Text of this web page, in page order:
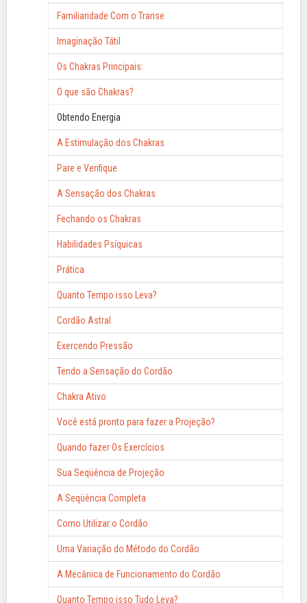
Familiaridade Com o Transe
Imaginação Tátil
Os Chakras Principais:
O que são Chakras?
Obtendo Energia
A Estimulação dos Chakras
Pare e Verifique
A Sensação dos Chakras
Fechando os Chakras
Habilidades Psíquicas
Prática
Quanto Tempo isso Leva?
Cordão Astral
Exercendo Pressão
Tendo a Sensação do Cordão
Chakra Ativo
Você está pronto para fazer a Projeção?
Quando fazer Os Exercícios
Sua Seqüência de Projeção
A Seqüência Completa
Como Utilizar o Cordão
Uma Variação do Método do Cordão
A Mecânica de Funcionamento do Cordão
Quanto Tempo isso Tudo Leva?